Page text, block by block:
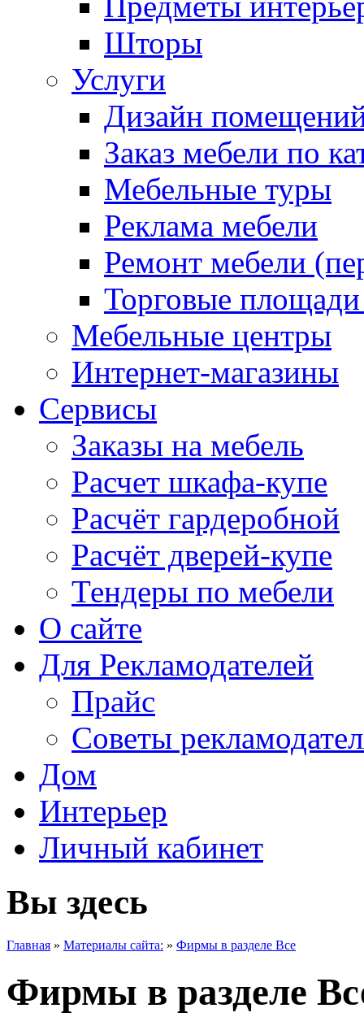
Шторы
Услуги
Дизайн
Заказ мебели по
Мебельные туры
Реклама мебели
Ремонт мебели
Торговые
Мебельные центры
Интернет-магазины
Сервисы
Заказы на мебель
Расчет шкафа-купе
Расчёт гардеробной
Расчёт дверей-купе
Тендеры по мебели
О сайте
Для Рекламодателей
Прайс
Советы
Дом
Интерьер
Личный кабинет
Вы здесь
Главная » Материалы сайта: » Фирмы в разделе Все
Фирмы в разделе